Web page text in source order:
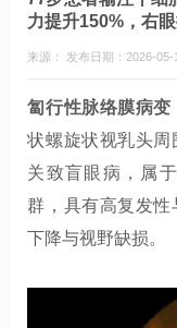
力提升150%，右
来源： 发布日期：2026-
匐行性脉络膜病变
状螺旋状视乳头周
关致盲眼病，属
群，具有高复发性
下降与视野缺损。